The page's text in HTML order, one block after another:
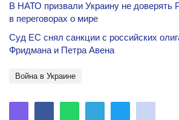
В НАТО призвали Украину не доверять
в переговорах о мире
Суд ЕС снял санкции с российских
Фридмана и Петра Авена
Война в Украине